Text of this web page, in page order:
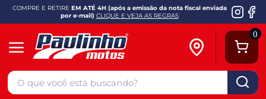
COMPRE E RETIRE EM ATÉ 4H (após a emissão da nota fiscal enviada
por e-mail) CLIQUE E VEJA AS REGRAS
0